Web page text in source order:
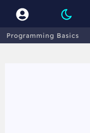
Programming Basics